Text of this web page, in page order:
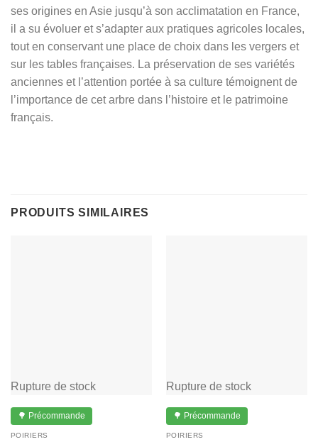
ses origines en Asie jusqu’à son acclimatation en France,
il a su évoluer et s’adapter aux pratiques agricoles locales,
tout en conservant une place de choix dans les vergers et
sur les tables françaises. La préservation de ses variétés
anciennes et l’attention portée à sa culture témoignent de
l’importance de cet arbre dans l’histoire et le patrimoine
français.
PRODUITS SIMILAIRES
Rupture de stock
🌳 Précommande
POIRIERS
Rupture de stock
🌳 Précommande
POIRIERS